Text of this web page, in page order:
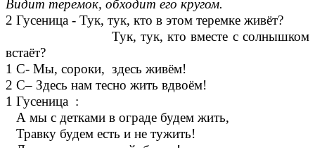
Видит теремок, обходит его кругом.
2 Гусеница - Тук, тук, кто в этом теремке живёт?
Тук, тук, кто вместе с солнышком
встаёт?
1 С- Мы, сороки, здесь живём!
2 С– Здесь нам тесно жить вдвоём!
1 Гусеница :
А мы с детками в ограде будем жить,
Травку будем есть и не тужить!